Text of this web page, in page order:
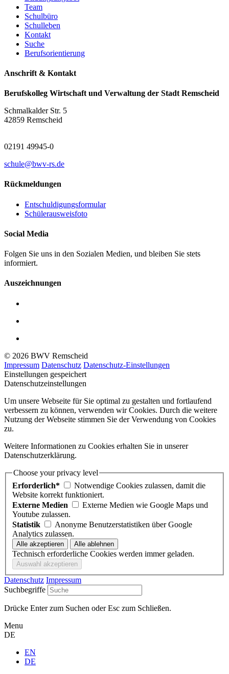
Team
Schulbüro
Schulleben
Kontakt
Suche
Berufsorientierung
Anschrift & Kontakt
Berufskolleg Wirtschaft und Verwaltung der Stadt Remscheid
Schmalkalder Str. 5
42859 Remscheid
02191 49945-0
schule@bwv-rs.de
Rückmeldungen
Entschuldigungsformular
Schülerausweisfoto
Social Media
Folgen Sie uns in den Sozialen Medien, und bleiben Sie stets
informiert.
Auszeichnungen
© 2026 BWV Remscheid
Impressum Datenschutz Datenschutz-Einstellungen
Einstellungen gespeichert
Datenschutzeinstellungen
Um unsere Webseite für Sie optimal zu gestalten und fortlaufend
verbessern zu können, verwenden wir Cookies. Durch die weitere
Nutzung der Webseite stimmen Sie der Verwendung von Cookies
zu.
Weitere Informationen zu Cookies erhalten Sie in unserer
Datenschutzerklärung.
Choose your privacy level
Erforderlich*
Notwendige Cookies zulassen, damit die
Website korrekt funktioniert.
Externe Medien
Externe Medien wie Google Maps und
Youtube zulassen.
Statistik
Anonyme Benutzerstatistiken über Google
Analytics zulassen.
Technisch erforderliche Cookies werden immer geladen.
Datenschutz Impressum
Suchbegriffe
Drücke Enter zum Suchen oder Esc zum Schließen.
Menu
DE
EN
DE